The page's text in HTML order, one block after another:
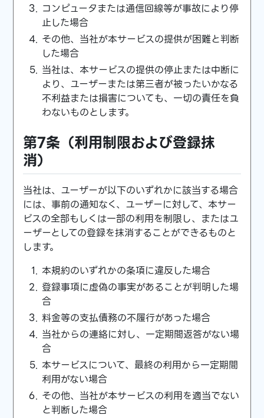
コンピュータまたは通信回線等が事故により停
止した場合
その他、当社が本サービスの提供が困難と判断
した場合
当社は、本サービスの提供の停止または中断に
より、ユーザーまたは第三者が被ったいかなる
不利益または損害についても、一切の責任を負
わないものとします。
第7条（利用制限および登録抹
消）
当社は、ユーザーが以下のいずれかに該当する場合
には、事前の通知なく、ユーザーに対して、本サー
ビスの全部もしくは一部の利用を制限し、またはユ
ーザーとしての登録を抹消することができるものと
します。
本規約のいずれかの条項に違反した場合
登録事項に虚偽の事実があることが判明した場
合
料金等の支払債務の不履行があった場合
当社からの連絡に対し、一定期間返答がない場
合
本サービスについて、最終の利用から一定期間
利用がない場合
その他、当社が本サービスの利用を適当でない
と判断した場合